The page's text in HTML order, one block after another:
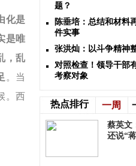
化是
是唯
，乱
。当
。西
题？
陈垂培：总结和材料
件实事
张洪灿：以斗争精神
对照检查！领导干部
考察对象
热点排行 一周
蔡英文
还说“